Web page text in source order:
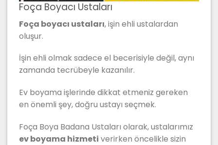
Foça Boyacı Ustaları
Foça boyacı ustaları, işin ehli ustalardan
oluşur.
İşin ehli olmak sadece el becerisiyle değil, aynı
zamanda tecrübeyle kazanılır.
Ev boyama işlerinde dikkat etmeniz gereken
en önemli şey, doğru ustayı seçmek.
Foça Boya Badana Ustaları olarak, ustalarımız
ev boyama hizmeti verirken öncelikle sizin